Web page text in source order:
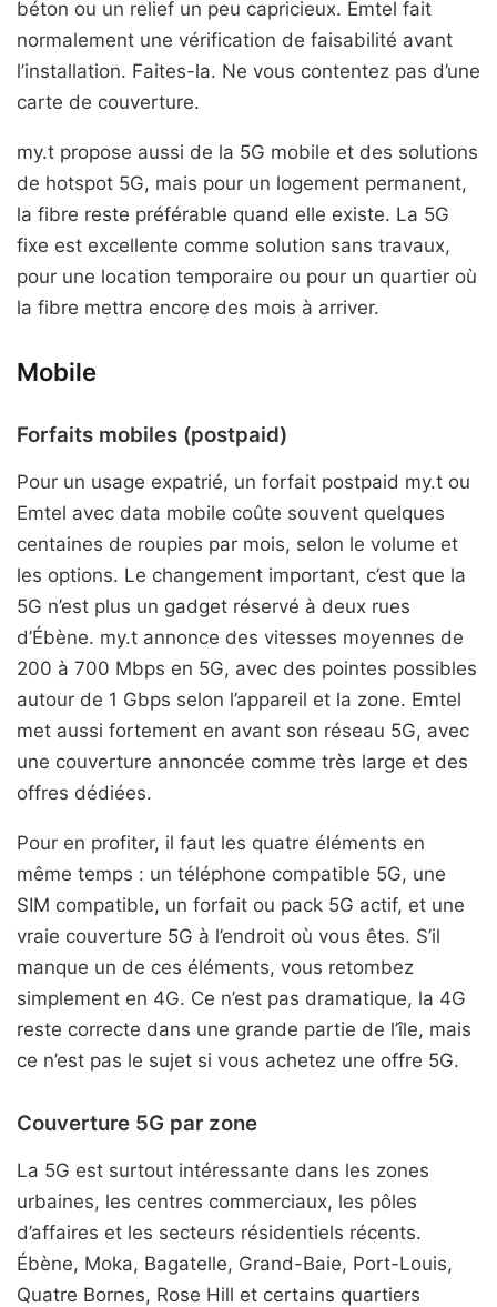
béton ou un relief un peu capricieux. Emtel fait
normalement une vérification de faisabilité avant
l’installation. Faites-la. Ne vous contentez pas d’une
carte de couverture.
my.t propose aussi de la 5G mobile et des solutions
de hotspot 5G, mais pour un logement permanent,
la fibre reste préférable quand elle existe. La 5G
fixe est excellente comme solution sans travaux,
pour une location temporaire ou pour un quartier où
la fibre mettra encore des mois à arriver.
Mobile
Forfaits mobiles (postpaid)
Pour un usage expatrié, un forfait postpaid my.t ou
Emtel avec data mobile coûte souvent quelques
centaines de roupies par mois, selon le volume et
les options. Le changement important, c’est que la
5G n’est plus un gadget réservé à deux rues
d’Ébène. my.t annonce des vitesses moyennes de
200 à 700 Mbps en 5G, avec des pointes possibles
autour de 1 Gbps selon l’appareil et la zone. Emtel
met aussi fortement en avant son réseau 5G, avec
une couverture annoncée comme très large et des
offres dédiées.
Pour en profiter, il faut les quatre éléments en
même temps : un téléphone compatible 5G, une
SIM compatible, un forfait ou pack 5G actif, et une
vraie couverture 5G à l’endroit où vous êtes. S’il
manque un de ces éléments, vous retombez
simplement en 4G. Ce n’est pas dramatique, la 4G
reste correcte dans une grande partie de l’île, mais
ce n’est pas le sujet si vous achetez une offre 5G.
Couverture 5G par zone
La 5G est surtout intéressante dans les zones
urbaines, les centres commerciaux, les pôles
d’affaires et les secteurs résidentiels récents.
Ébène, Moka, Bagatelle, Grand-Baie, Port-Louis,
Quatre Bornes, Rose Hill et certains quartiers